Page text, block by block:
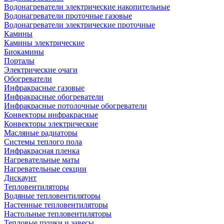
Водонагреватели электрические накопительные
Водонагреватели проточные газовые
Водонагреватели электрические проточные
Камины
Камины электрические
Биокамины
Порталы
Электрические очаги
Обогреватели
Инфракрасные газовые
Инфракрасные обогреватели
Инфракрасные потолочные обогреватели
Конвекторы инфракрасные
Конвекторы электрические
Масляные радиаторы
Системы теплого пола
Инфракрасная пленка
Нагревательные маты
Нагревательные секции
Дискаунт
Тепловентиляторы
Водяные тепловентиляторы
Настенные тепловентиляторы
Настольные тепловентиляторы